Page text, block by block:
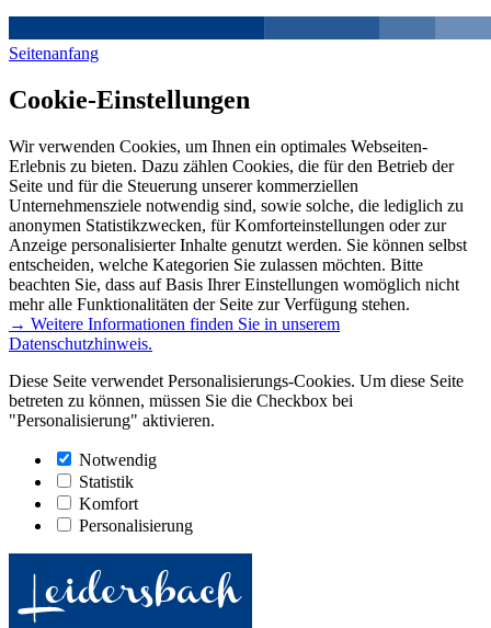
Seitenanfang
Cookie-Einstellungen
Wir verwenden Cookies, um Ihnen ein optimales Webseiten-
Erlebnis zu bieten. Dazu zählen Cookies, die für den Betrieb der
Seite und für die Steuerung unserer kommerziellen
Unternehmensziele notwendig sind, sowie solche, die lediglich zu
anonymen Statistikzwecken, für Komforteinstellungen oder zur
Anzeige personalisierter Inhalte genutzt werden. Sie können selbst
entscheiden, welche Kategorien Sie zulassen möchten. Bitte
beachten Sie, dass auf Basis Ihrer Einstellungen womöglich nicht
mehr alle Funktionalitäten der Seite zur Verfügung stehen.
→ Weitere Informationen finden Sie in unserem
Datenschutzhinweis.
Diese Seite verwendet Personalisierungs-Cookies. Um diese Seite
betreten zu können, müssen Sie die Checkbox bei
"Personalisierung" aktivieren.
Notwendig
Statistik
Komfort
Personalisierung